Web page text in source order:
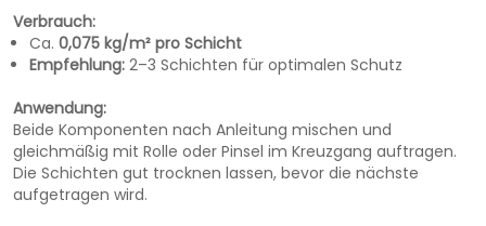
Verbrauch:
Ca. 0,075 kg/m² pro Schicht
Empfehlung: 2–3 Schichten für optimalen Schutz
Anwendung:
Beide Komponenten nach Anleitung mischen und
gleichmäßig mit Rolle oder Pinsel im Kreuzgang auftragen.
Die Schichten gut trocknen lassen, bevor die nächste
aufgetragen wird.